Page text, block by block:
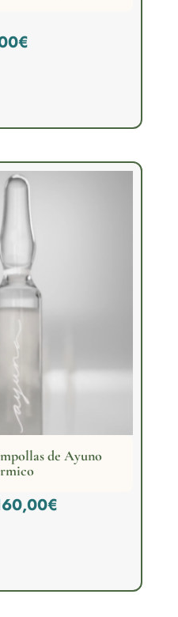
€
de Ayuno
€El
es: